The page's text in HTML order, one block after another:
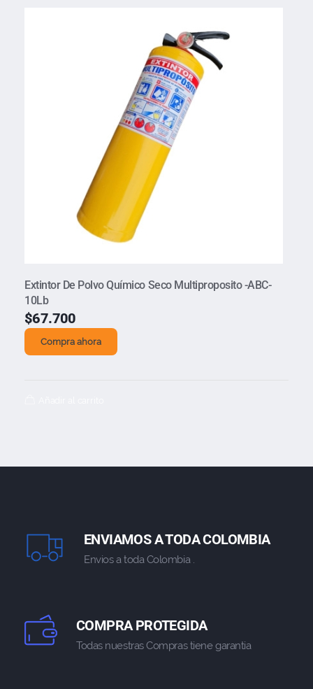
Extintor De Polvo Químico Seco Multiproposito -ABC-
10Lb
$67.700
Compra ahora
ENVIAMOS A TODA COLOMBIA
Envios a toda Colombia .
COMPRA PROTEGIDA
Todas nuestras Compras tiene garantia